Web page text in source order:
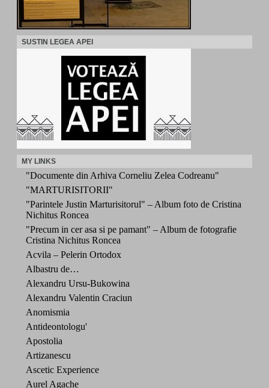
SUSTIN LEGEA APEI
MY LINKS
"Documente din Arhiva Corneliu Zelea Codreanu"
"MARTURISITORII"
"Parintele Justin Marturisitorul" – Album foto de Cristina
Nichitus Roncea
"Precum in cer asa si pe pamant" – Album de fotografie
Cristina Nichitus Roncea
Acvila – Pelerin Ortodox
Albastru de…
Alexandru Ursu-Bukowina
Alexandru Valentin Craciun
Anomismia
Antideontologu'
Apostolia
Artizanescu
Ascetic Experience
Aurel Agache